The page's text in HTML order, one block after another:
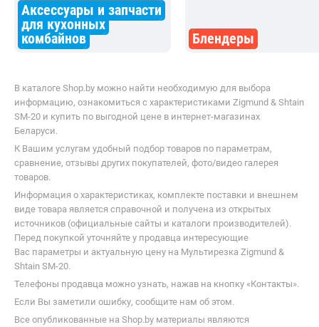
Аксессуары и запчасти
для кухонных
комбайнов
Блендеры
В каталоге Shop.by можно найти необходимую для выбора
информацию, ознакомиться с характеристиками Zigmund & Shtain
SM-20 и купить по выгодной цене в интернет-магазинах
Беларуси.
К Вашим услугам удобный подбор товаров по параметрам,
сравнение, отзывы других покупателей, фото/видео галерея
товаров.
Информация о характеристиках, комплекте поставки и внешнем
виде товара является справочной и получена из открытых
источников (официальные сайты и каталоги производителей).
Перед покупкой уточняйте у продавца интересующие
Вас параметры и актуальную цену на Мультирезка Zigmund &
Shtain SM-20.
Телефоны продавца можно узнать, нажав на кнопку «Контакты».
Если Вы заметили ошибку, сообщите нам об этом.
Все опубликованные на Shop.by материалы являются